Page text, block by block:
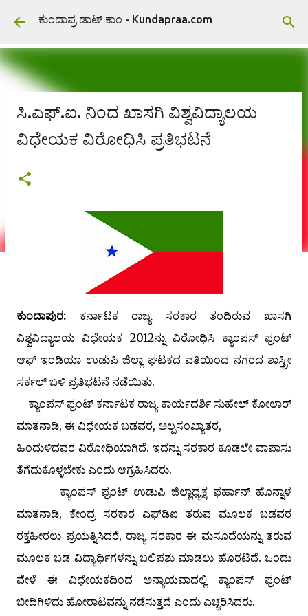
ವಿಷಯಕ್ಕೆ ಹೋಗಿ
ಕುಂದಾಪ್ರ ಡಾಟ್ ಕಾಂ - Kundapraa.com
ಸಿ.ಎಫ್.ಐ. ನಿಂದ ಖಾಸಗಿ ವಿಶ್ವವಿದ್ಯಾಲಯ
ವಿಧೇಯಕ ವಿರೋಧಿಸಿ ಪ್ರತಿಭಟನೆ
ಕುಂದಾಪುರ: ಕರ್ನಾಟಕ ರಾಜ್ಯ ಸರಕಾರ ತಂದಿರುವ ಖಾಸಗಿ
ವಿಶ್ವವಿದ್ಯಾಲಯ ವಿಧೇಯಕ 2012ನ್ನು ವಿರೋಧಿಸಿ ಕ್ಯಾಂಪಸ್ ಫ್ರಂಟ್
ಆಫ್ ಇಂಡಿಯಾ ಉಡುಪಿ ಜಿಲ್ಲಾ ಘಟಕದ ವತಿಯಿಂದ ನಗರದ ಶಾಸ್ತ್ರೀ
ಸರ್ಕಲ್ ಬಳಿ ಪ್ರತಿಭಟನೆ ನಡೆಯಿತು.
ಕ್ಯಾಂಪಸ್ ಫ್ರಂಟ್ ಕರ್ನಾಟಕ ರಾಜ್ಯ ಕಾರ್ಯದರ್ಶಿ ಸುಹೇಲ್ ಕೋಲಾರ್
ಮಾತನಾಡಿ, ಈ ವಿಧೇಯಕ ಬಡವರ, ಅಲ್ಪಸಂಖ್ಯಾತರ,
ಹಿಂದುಳಿದವರ ವಿರೋಧಿಯಾಗಿದೆ. ಇದನ್ನು ಸರಕಾರ ಕೂಡಲೇ ವಾಪಾಸು
ತೆಗೆದುಕೊಳ್ಳಬೇಕು ಎಂದು ಆಗ್ರಹಿಸಿದರು.
ಕ್ಯಾಂಪಸ್ ಫ್ರಂಟ್ ಉಡುಪಿ ಜಿಲ್ಲಾಧ್ಯಕ್ಷ ಫರ್ಹಾನ್ ಹೊನ್ನಾಳ
ಮಾತನಾಡಿ, ಕೇಂದ್ರ ಸರಕಾರ ಎಫ್‌ಡಿಐ ತರುವ ಮೂಲಕ ಬಡವರ
ರಕ್ತಹೀರಲು ಪ್ರಯತ್ನಿಸಿದರೆ, ರಾಜ್ಯ ಸರಕಾರ ಈ ಮಸೂದೆಯನ್ನು ತರುವ
ಮೂಲಕ ಬಡ ವಿದ್ಯಾರ್ಥಿಗಳನ್ನು ಬಲಿಪಶು ಮಾಡಲು ಹೊರಟಿದೆ. ಒಂದು
ವೇಳೆ ಈ ವಿಧೇಯಕದಿಂದ ಅನ್ಯಾಯವಾದಲ್ಲಿ ಕ್ಯಾಂಪಸ್ ಫ್ರಂಟ್
ಬೀದಿಗಿಳಿದು ಹೋರಾಟವನ್ನು ನಡೆಸುತ್ತದೆ ಎಂದು ಎಚ್ಚರಿಸಿದರು.